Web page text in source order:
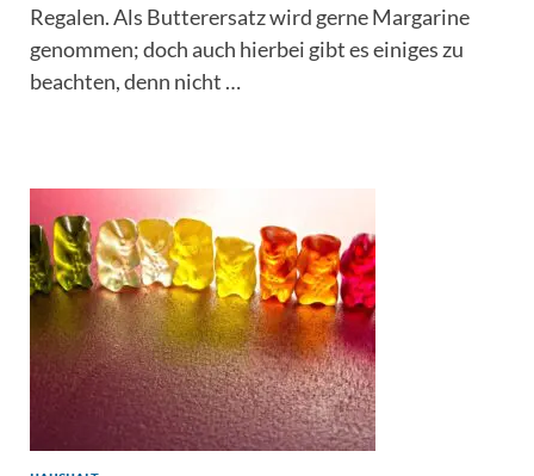
Regalen. Als Butterersatz wird gerne Margarine
genommen; doch auch hierbei gibt es einiges zu
beachten, denn nicht …